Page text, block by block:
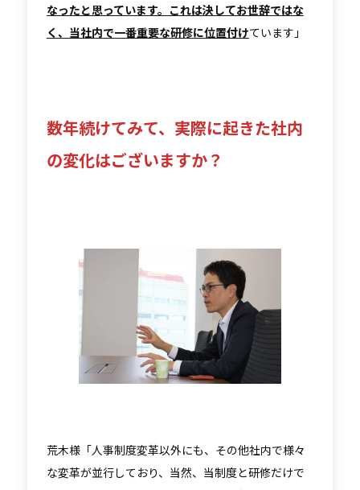
なったと思っています。これは決してお世辞ではな
く、当社内で一番重要な研修に位置付けています」
数年続けてみて、実際に起きた社内
の変化はございますか？
荒木様「人事制度変革以外にも、その他社内で様々
な変革が並行しており、当然、当制度と研修だけで